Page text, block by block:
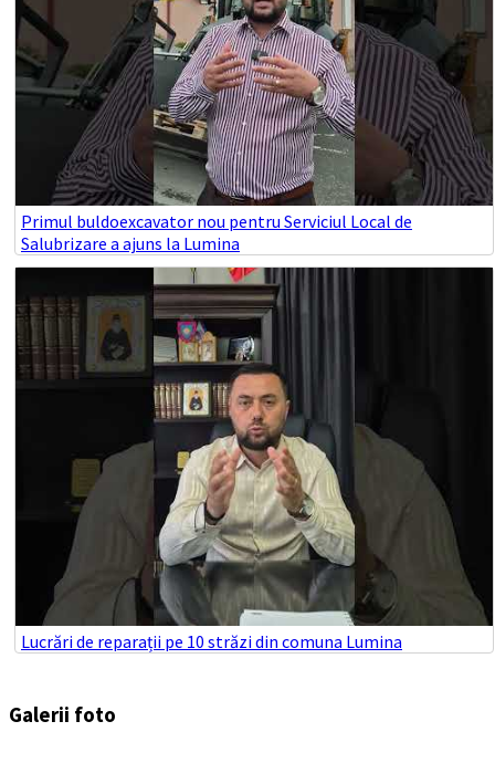
Primul buldoexcavator nou pentru Serviciul Local de
Salubrizare a ajuns la Lumina
Lucrări de reparații pe 10 străzi din comuna Lumina
Galerii foto